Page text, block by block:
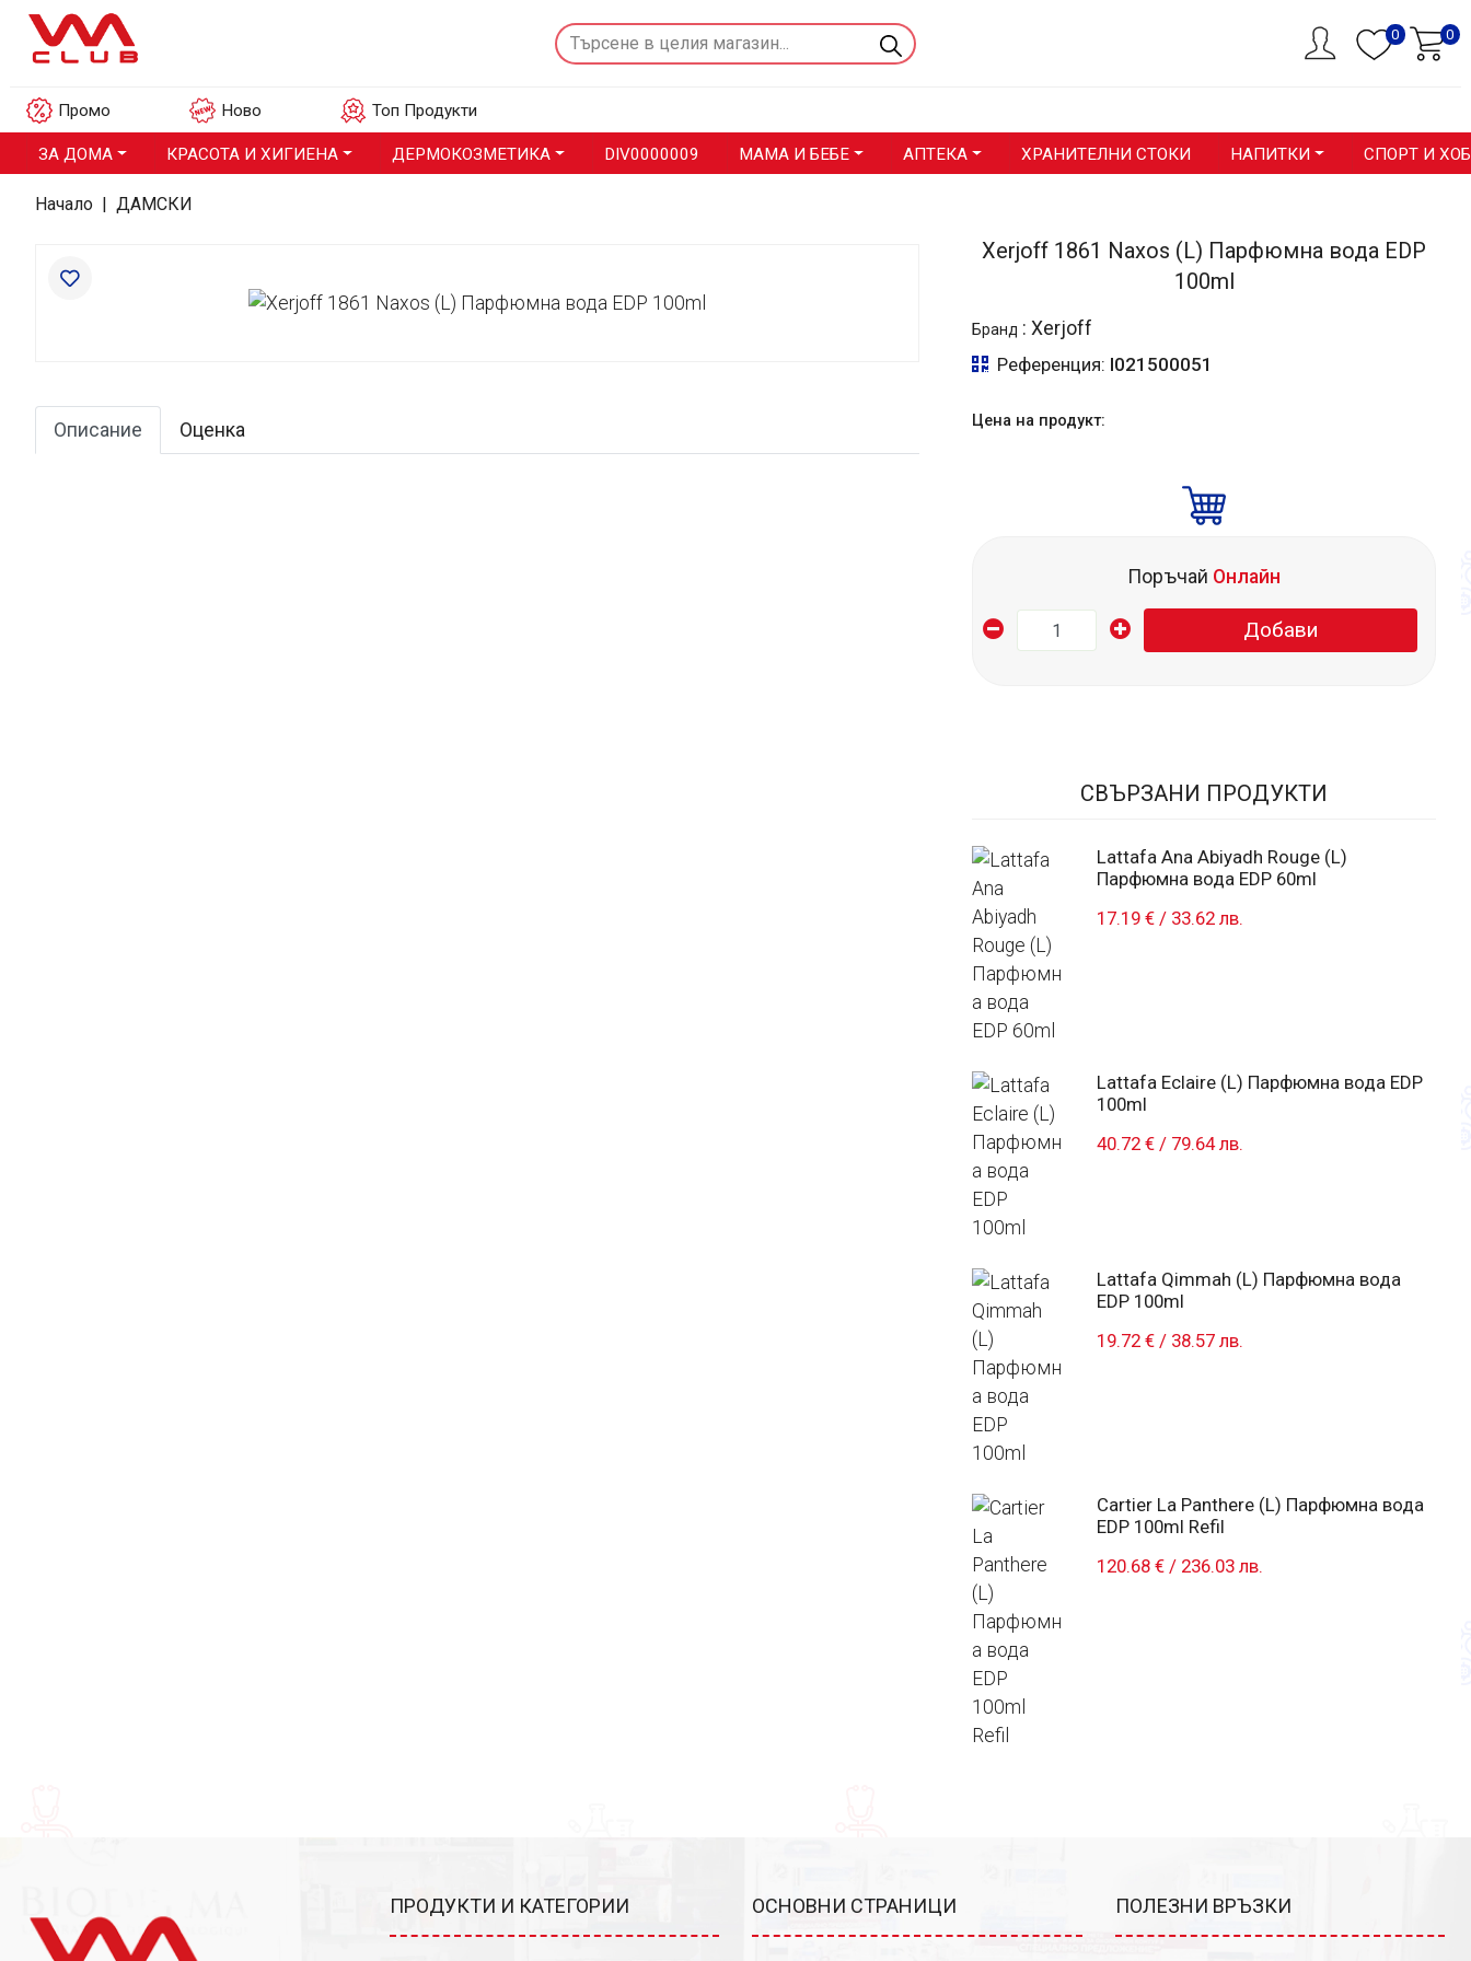
0 0
Промо Ново Топ Продукти
ЗА ДОМА КРАСОТА И ХИГИЕНА ДЕРМОКОЗМЕТИКА DIV0000009 МАМА И БЕБЕ АПТЕКА ХРАНИТЕЛНИ СТОКИ НАПИТКИ СПОРТ И
Начало | ДАМСКИ
Xerjoff 1861 Naxos (L) Парфюмна вода EDP
100ml
Бранд : Xerjoff
Референция: I021500051
Цена на продукт:
Поръчай Онлайн
Добави
СВЪРЗАНИ ПРОДУКТИ
Lattafa Ana Abiyadh Rouge (L)
Парфюмна вода EDP 60ml
17.19 €/ 33.62 лв.
Lattafa Eclaire (L) Парфюмна вода EDP
100ml
40.72 €/ 79.64 лв.
Lattafa Qimmah (L) Парфюмна вода
EDP 100ml
19.72 €/ 38.57 лв.
Cartier La Panthere (L) Парфюмна вода
EDP 100ml Refil
120.68 €/ 236.03 лв.
Описание Оценка
ПРОДУКТИ И КАТЕГОРИИ ОСНОВНИ СТРАНИЦИ ПОЛЕЗНИ ВРЪЗКИ